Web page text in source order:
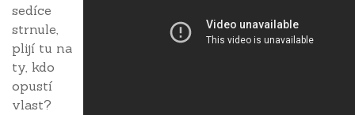
sedíce
strnule,
plijí tu na
ty, kdo
opustí
vlast?